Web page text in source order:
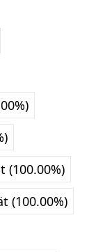
(100.00%)
(100.00%)